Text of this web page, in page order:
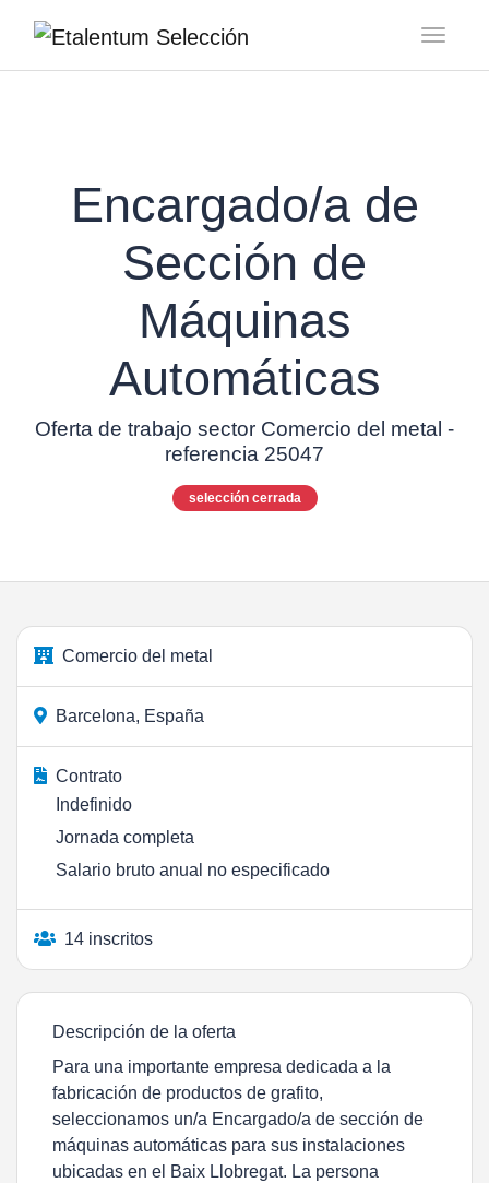
Encargado/a de
Sección de
Máquinas
Automáticas
Oferta de trabajo sector Comercio del metal -
referencia 25047
selección cerrada
Comercio del metal
Barcelona, España
Contrato
Indefinido
Jornada completa
Salario bruto anual no especificado
14 inscritos
Descripción de la oferta
Para una importante empresa dedicada a la
fabricación de productos de grafito,
seleccionamos un/a Encargado/a de sección de
máquinas automáticas para sus instalaciones
ubicadas en el Baix Llobregat. La persona